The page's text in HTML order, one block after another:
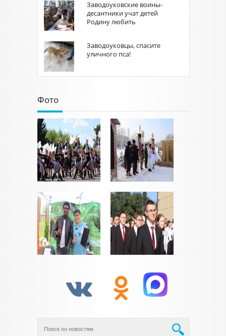
Заводоуковские воины-
десантники учат детей
Родину любить
Заводоуковцы, спасите
уличного пса!
Фото